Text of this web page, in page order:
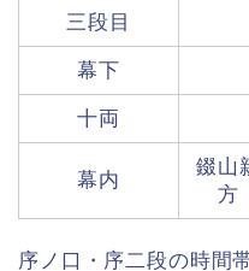
三段目
幕下
十両
幕内
錣山
方
序ノ口・序二段の時間